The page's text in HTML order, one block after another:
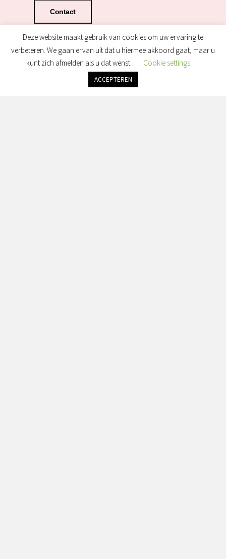
Contact
Deze website maakt gebruik van cookies om uw ervaring te
verbeteren. We gaan ervan uit dat u hiermee akkoord gaat, maar u
kunt zich afmelden als u dat wenst.
Cookie settings
ACCEPTEREN